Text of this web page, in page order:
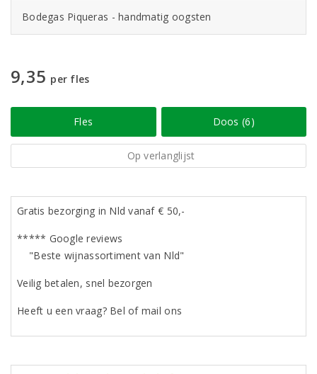
Bodegas Piqueras - handmatig oogsten
9,35 per fles
Fles Doos (6)
Op verlanglijst
Gratis bezorging in Nld vanaf € 50,-
***** Google reviews
"Beste wijnassortiment van Nld"
Veilig betalen, snel bezorgen
Heeft u een vraag? Bel of mail ons